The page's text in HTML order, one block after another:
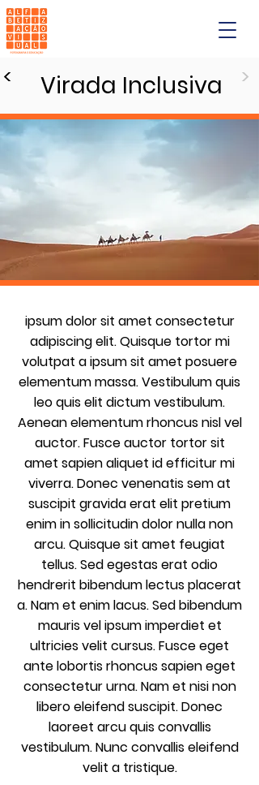
Virada Inclusiva >
<
ipsum dolor sit amet consectetur
adipiscing elit. Quisque tortor mi
volutpat a ipsum sit amet posuere
elementum massa. Vestibulum quis
leo quis elit dictum vestibulum.
Aenean elementum rhoncus nisl vel
auctor. Fusce auctor tortor sit
amet sapien aliquet id efficitur mi
viverra. Donec venenatis sem at
suscipit gravida erat elit pretium
enim in sollicitudin dolor nulla non
arcu. Quisque sit amet feugiat
tellus. Sed egestas erat odio
hendrerit bibendum lectus placerat
a. Nam et enim lacus. Sed bibendum
mauris vel ipsum imperdiet et
ultricies velit cursus. Fusce eget
ante lobortis rhoncus sapien eget
consectetur urna. Nam et nisi non
libero eleifend suscipit. Donec
laoreet arcu quis convallis
vestibulum. Nunc convallis eleifend
velit a tristique.